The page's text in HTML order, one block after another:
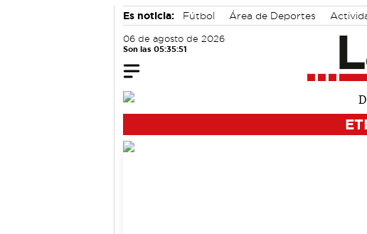
Es noticia: Fútbol Área de Deportes
06 de agosto de 2026
Son las 05:35:51